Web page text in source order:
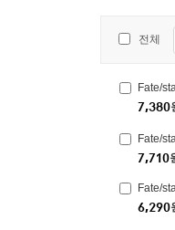
전체
Fate/
7,380
Fate/
7,710
Fate/
6,290